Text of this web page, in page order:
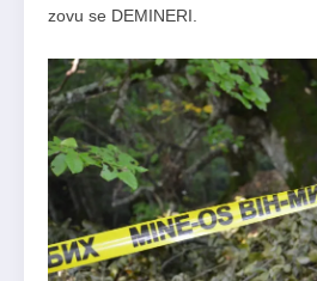
zovu se DEMINERI.